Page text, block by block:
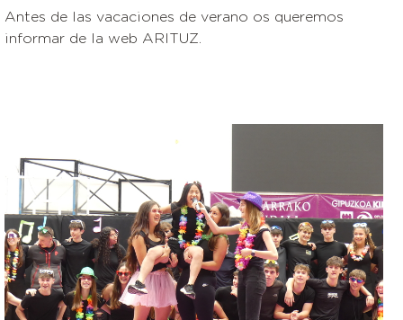
Antes de las vacaciones de verano os queremos
informar de la web ARITUZ.